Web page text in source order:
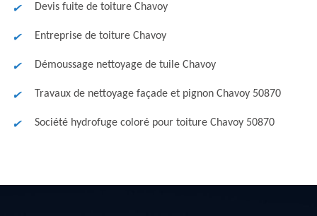
Devis fuite de toiture Chavoy
Entreprise de toiture Chavoy
Démoussage nettoyage de tuile Chavoy
Travaux de nettoyage façade et pignon Chavoy 50870
Société hydrofuge coloré pour toiture Chavoy 50870